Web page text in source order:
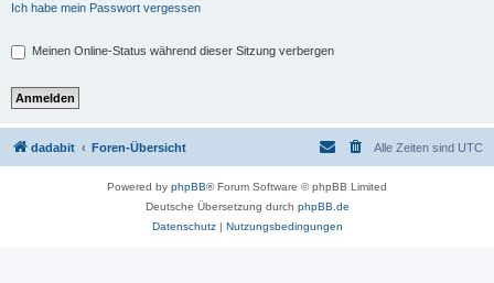
Ich habe mein Passwort vergessen
Meinen Online-Status während dieser Sitzung verbergen
dadabit Foren-Übersicht Alle Zeiten sind UTC
Powered by phpBB® Forum Software © phpBB Limited
Deutsche Übersetzung durch phpBB.de
Datenschutz| Nutzungsbedingungen